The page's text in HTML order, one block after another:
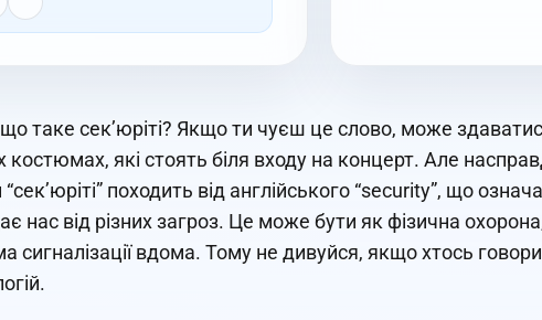
таке сек’юріті? Якщо ти чуєш це слово, може
костюмах, які стоять біля входу на концерт. Але
“сек’юріті” походить від англійського “security”, що
нас від різних загроз. Це може бути як фізична охорона,
сигналізації вдома. Тому не дивуйся, якщо хтось